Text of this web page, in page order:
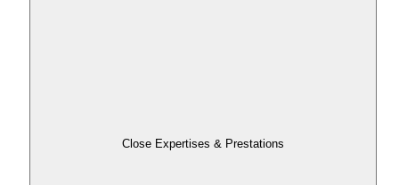
Close Expertises & Prestations